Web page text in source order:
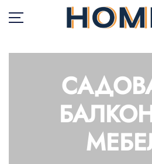
В НАЛИЧИИ
САД И БАЛКОН